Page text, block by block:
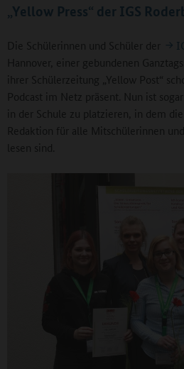
„Yellow Press“ der IGS
Die Schülerinnen und Schüler der
Hannover, einer gebundenen
ihrer Schülerzeitung „Yellow Post“
Podcast im Netz präsent. Nun ist
in der Schule zu platzieren, in dem
Redaktion für alle Mitschülerinnen
lesen sind.